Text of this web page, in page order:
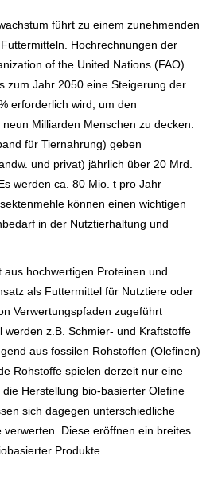
führt zu einem zunehmenden
Hochrechnungen der
of the United Nations (FAO)
zum Jahr 2050 eine Steigerung der
erforderlich wird, um den
Milliarden Menschen zu decken.
für Tiernahrung) geben
und privat) jährlich über 20 Mrd.
werden ca. 80 Mio. t pro Jahr
können einen wichtigen
in der Nutztierhaltung und
hochwertigen Proteinen und
als Futtermittel für Nutztiere oder
Verwertungspfaden zugeführt
werden z.B. Schmier- und Kraftstoffe
aus fossilen Rohstoffen (Olefinen)
Rohstoffe spielen derzeit nur eine
Herstellung bio-basierter Olefine
sich dagegen unterschiedliche
verwerten. Diese eröffnen ein breites
Produkte.